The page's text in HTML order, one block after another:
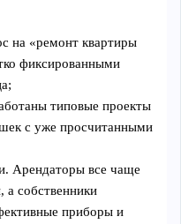
на «ремонт квартиры
фиксированными
типовые проекты
с уже просчитанными
Арендаторы все чаще
а собственники
приборы и